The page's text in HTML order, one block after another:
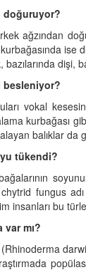
doğuruyor?
ağzından
ise
bazılarında dişi,
besleniyor?
vokal
kurbağası
balıklar
tükendi?
fungus
insanları bu
mı?